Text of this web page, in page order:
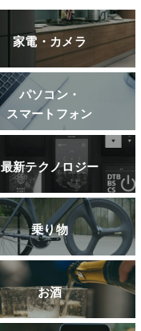
家電・カメラ
パソコン・
スマートフォン
最新テクノロジー
乗り物
お酒